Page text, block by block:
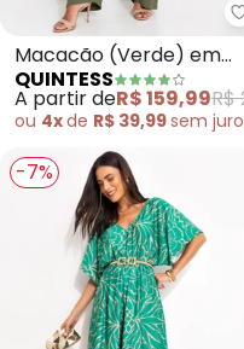
Macacão (Verde) em
Viscose Plana Sarjada
QUINTESS
A partir deR$ 159,99R$
ou 4xde R$ 39,99sem
-7%